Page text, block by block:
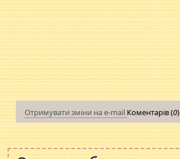
Отримувати зміни на e-mail Коментарів (0)